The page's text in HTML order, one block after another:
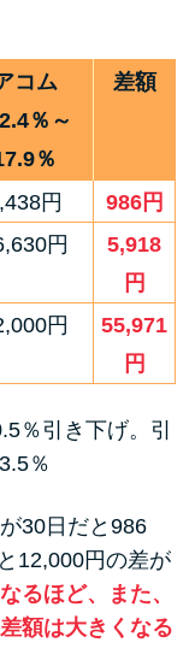
コム
％～
％
差額
円
986円
円
5,918
円
円
55,971
円
％引き下げ。引
％
30日だと986
12,000円の差が
るほど、また、
額は大きくなる